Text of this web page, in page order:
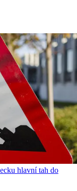
hlavní tah do